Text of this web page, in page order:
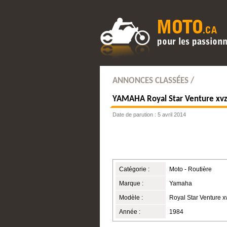
ANNONCES CLASSÉES /
YAMAHARoyal Star Venture
Date de parution : 5 avril 2014
Catégorie : Moto - Routière
Marque : Yamaha
Modèle : Royal Star Venture
Année : 1984